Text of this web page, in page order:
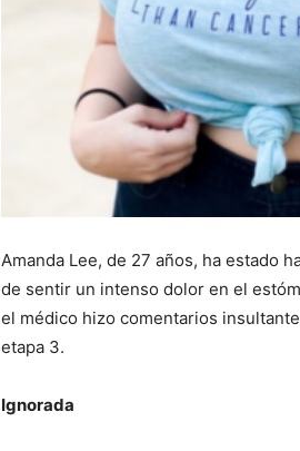
Amanda Lee, de 27 años, ha estado
de sentir un intenso dolor en el
el médico hizo comentarios
etapa 3.
Ignorada